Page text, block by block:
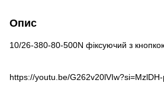
Опис
10/26-380-80-500N фіксуючий з
https://youtu.be/